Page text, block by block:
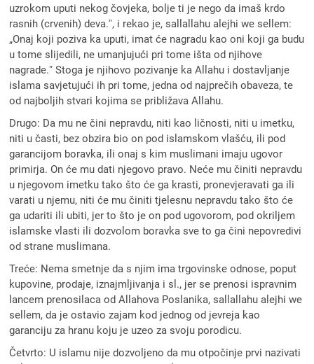
uzrokom uputi nekog čovjeka, bolje ti je nego da imaš krdo
rasnih (crvenih) deva.ˮ, i rekao je, sallallahu alejhi we sellem:
„Onaj koji poziva ka uputi, imat će nagradu kao oni koji ga budu
u tome slijedili, ne umanjujući pri tome išta od njihove
nagrade.ˮ Stoga je njihovo pozivanje ka Allahu i dostavljanje
islama savjetujući ih pri tome, jedna od najprečih obaveza, te
od najboljih stvari kojima se približava Allahu.
Drugo: Da mu ne čini nepravdu, niti kao ličnosti, niti u imetku,
niti u časti, bez obzira bio on pod islamskom vlašću, ili pod
garancijom boravka, ili onaj s kim muslimani imaju ugovor
primirja. On će mu dati njegovo pravo. Neće mu činiti nepravdu
u njegovom imetku tako što će ga krasti, pronevjeravati ga ili
varati u njemu, niti će mu činiti tjelesnu nepravdu tako što će
ga udariti ili ubiti, jer to što je on pod ugovorom, pod okriljem
islamske vlasti ili dozvolom boravka sve to ga čini nepovredivi
od strane muslimana.
Treće: Nema smetnje da s njim ima trgovinske odnose, poput
kupovine, prodaje, iznajmljivanja i sl., jer se prenosi ispravnim
lancem prenosilaca od Allahova Poslanika, sallallahu alejhi we
sellem, da je ostavio zajam kod jednog od jevreja kao
garanciju za hranu koju je uzeo za svoju porodicu.
Četvrto: U islamu nije dozvoljeno da mu otpočinje prvi nazivati